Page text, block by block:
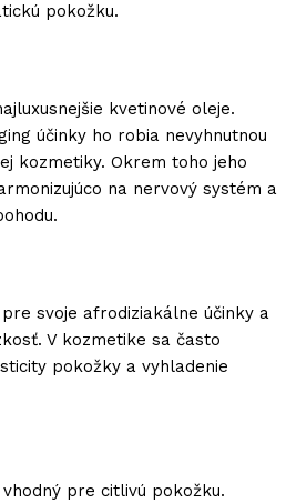
pokožku.
kvetinové oleje.
účinky ho robia nevyhnutnou
kozmetiky. Okrem toho jeho
na nervový systém a
svoje afrodiziakálne účinky a
V kozmetike sa často
pokožky a vyhladenie
pre citlivú pokožku.